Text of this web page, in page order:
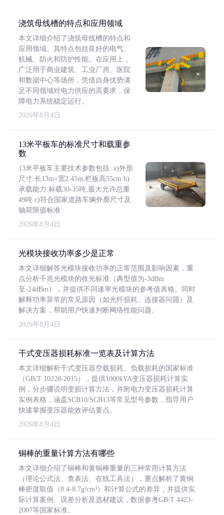
浇筑母线槽的特点和应用领域
本文详细介绍了浇筑母线槽的特点和
应用领域。其特点包括良好的电气、
机械、防火和防护性能。在应用上，
广泛用于商业建筑、工业厂房、医院
和数据中心等场所，凭借自身优势满
足不同领域对电力供应的高要求，保
障电力系统稳定运行。
2026年8月4日
13米平板车的标准尺寸和载重参
数
13米平板车主要技术参数包括: a)外形
尺寸:长13m×宽2.45m,栏板高55cm b)
承载能力:标载30-35吨,最大允许总重
49吨 c)符合国家道路车辆外廓尺寸及
轴荷限值标准
2026年8月4日
光模块接收功率多少是正常
本文详细解答光模块接收功率的正常范围及影响因素，重
点分析千兆光模块的收光标准（典型值为-3dBm
至-24dBm），并提供不同速率光模块的参考值表格。同时
解释功率异常的常见原因（如光纤损耗、连接器问题）及
解决方案，帮助用户快速判断网络性能问题。
2026年8月4日
干式变压器损耗标准一览表及计算方法
本文详细解析干式变压器空载损耗、负载损耗的国家标准
（GB/T 10228-2015），提供1000kVA变压器损耗计算实
例，分步骤说明变损计算方法，并附电力变压器损耗计算
实例表格，涵盖SCB10/SCB13等常见型号参数，指导用户
快速掌握变压器能效评估要点。
2026年8月4日
铜棒的重量计算方法有哪些
本文详细介绍了铜棒和黄铜棒重量的三种常用计算方法
（理论公式法、查表法、在线工具法），重点解析了黄铜
棒密度取值（8.4-8.7g/cm³）和计算公式的差异，并提供实
际计算案例、误差分析及选材建议，数据参考GB/T 4423-
2007等国家标准。